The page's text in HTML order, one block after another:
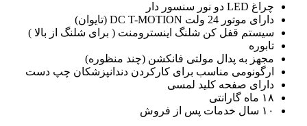
چراغ LED دو نور سنسور دار
دارای موتور 24 ولت DC T-MOTION (تایوان)
سیستم قفل کن شلنگ اینسترومنت ( برای شلنگ از بالا )
تابوره
مجهز به پدال مولتی فانکشن (چند منظوره)
ارگونومی مناسب برای کارکردن دندانپزشکان چپ دست
دارای صفحه کلید لمسی
۱۸ ماه گارانتی
۱۰ سال خدمات پس از فروش